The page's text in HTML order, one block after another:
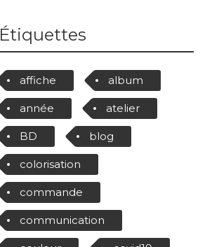
Étiquettes
affiche album
année atelier
BD blog
colorisation
commande
communication